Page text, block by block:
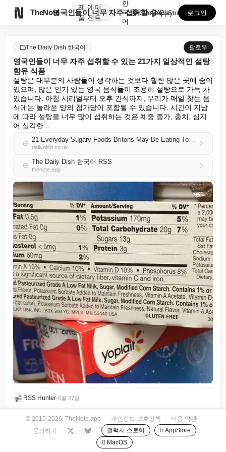
TheNote
제
품
에이
전트
영국인들이 너무 자주 섭취할 수 있는 21가지 일상적인...
한
국
어
GooglePlay
AppStore 로그인
The Daily Dish 한국어 팔로우
영국인들이 너무 자주 섭취할 수 있는 21가지 일상적인 설탕
함유 식품
설탕은 대부분의 사람들이 생각하는 것보다 훨씬 많은 곳에 숨어
있으며, 많은 인기 있는 영국 음식들이 조용히 설탕으로 가득 차
있습니다. 아침 시리얼부터 오후 간식까지, 우리가 매일 찾는 음
식에는 놀라운 양의 첨가당이 포함될 수 있습니다. 시간이 지남
에 따라 설탕을 너무 많이 섭취하는 것은 체중 증가, 충치, 심지
어 심각한...
21 Everyday Sugary Foods Britons May Be Eating Too Often
dailydish.co.uk
The Daily Dish 한국어 RSS
thenote.app
RSS Hunter•6월 27일
© 2015-2026, TheNote.app · 개인정보 보호정책 · 이용 약관
·
문의하기
· · · 갤럭시 스토어
 AppStore
 MacOS